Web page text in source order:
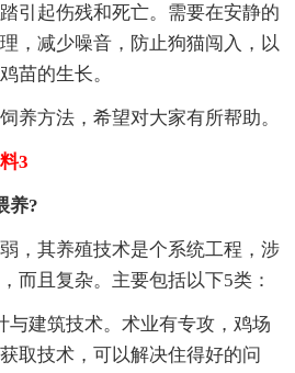
引起伤残和死亡。需要在安静的
，减少噪音，防止狗猫闯入，以
苗的生长。
养方法，希望对大家有所帮助。
3
养?
，其养殖技术是个系统工程，涉
而且复杂。主要包括以下5类：
与建筑技术。术业有专攻，鸡场
取技术，可以解决住得好的问